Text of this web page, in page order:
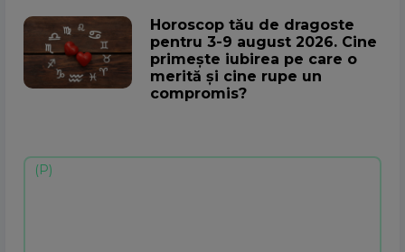
Horoscop tău de dragoste
pentru 3-9 august 2026. Cine
primește iubirea pe care o
merită și cine rupe un
compromis?